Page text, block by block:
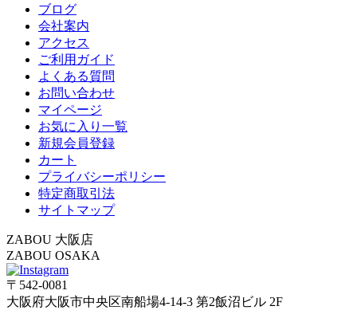
ブログ
会社案内
アクセス
ご利用ガイド
よくある質問
お問い合わせ
マイページ
お気に入り一覧
新規会員登録
カート
プライバシーポリシー
特定商取引法
サイトマップ
ZABOU 大阪店
ZABOU OSAKA
〒542-0081
大阪府大阪市中央区南船場4-14-3 第2飯沼ビル 2F